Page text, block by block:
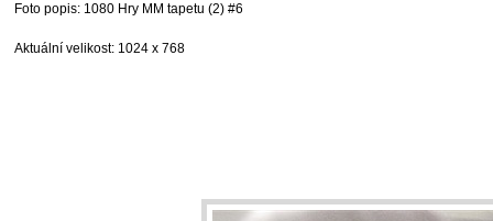
Foto popis: 1080 Hry MM tapetu (2) #6
Aktuální velikost: 1024 x 768